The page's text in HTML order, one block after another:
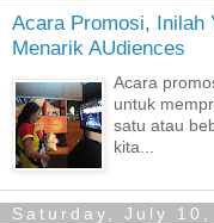
Acara Promosi, Inilah
Menarik AUdiences
Acara
untuk
satu atau
kita...
Saturday, July 10,